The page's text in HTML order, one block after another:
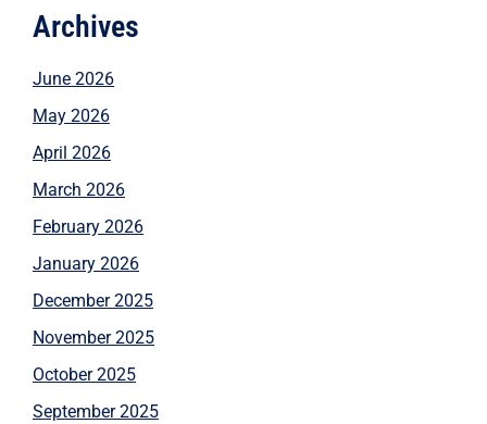
Archives
June 2026
May 2026
April 2026
March 2026
February 2026
January 2026
December 2025
November 2025
October 2025
September 2025